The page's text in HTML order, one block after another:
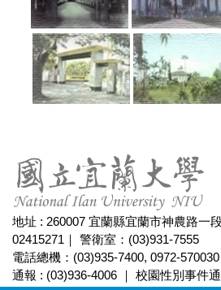
地址 : 260007 宜蘭縣宜蘭市神農路一
02415271｜ 警衛室：(03)931-7555
電話總機：(03)935-7400, 0972-
通報 : (03)936-4006 ｜ 校園性別事件通